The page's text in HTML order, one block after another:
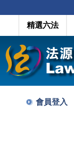
精選六法
會員登入